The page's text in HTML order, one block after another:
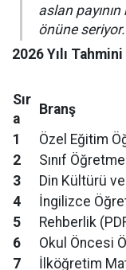
aslan
önüne seriyor.
2026 Yılı
Sır
a
Branş
1
Özel Eğitim
2
Sınıf
3
Din Kültürü
4
İngilizce
5
Rehberlik
6
Okul Öncesi
7
İlköğretim